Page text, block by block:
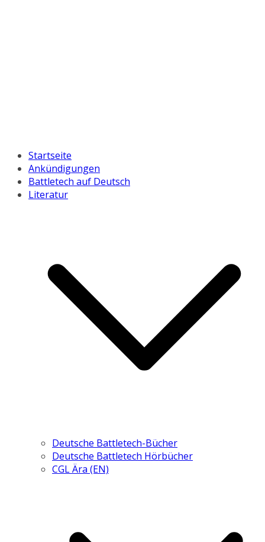
Startseite
Ankündigungen
Battletech auf Deutsch
Literatur
Deutsche Battletech-Bücher
Deutsche Battletech Hörbücher
CGL Ära (EN)